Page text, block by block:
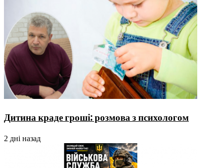
Дитина краде гроші: розмова з психологом
2 дні назад